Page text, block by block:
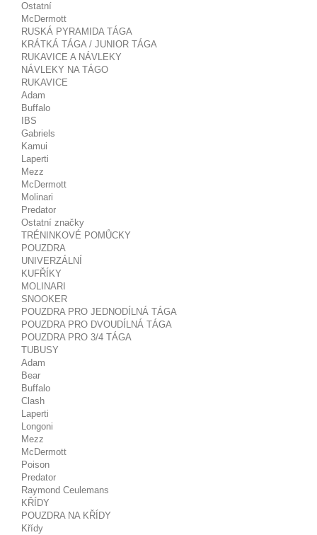
Ostatní
McDermott
RUSKÁ PYRAMIDA TÁGA
KRÁTKÁ TÁGA / JUNIOR TÁGA
RUKAVICE A NÁVLEKY
NÁVLEKY NA TÁGO
RUKAVICE
Adam
Buffalo
IBS
Gabriels
Kamui
Laperti
Mezz
McDermott
Molinari
Predator
Ostatní značky
TRÉNINKOVÉ POMŮCKY
POUZDRA
UNIVERZÁLNÍ
KUFŘÍKY
MOLINARI
SNOOKER
POUZDRA PRO JEDNODÍLNÁ TÁGA
POUZDRA PRO DVOUDÍLNÁ TÁGA
POUZDRA PRO 3/4 TÁGA
TUBUSY
Adam
Bear
Buffalo
Clash
Laperti
Longoni
Mezz
McDermott
Poison
Predator
Raymond Ceulemans
KŘÍDY
POUZDRA NA KŘÍDY
Křídy